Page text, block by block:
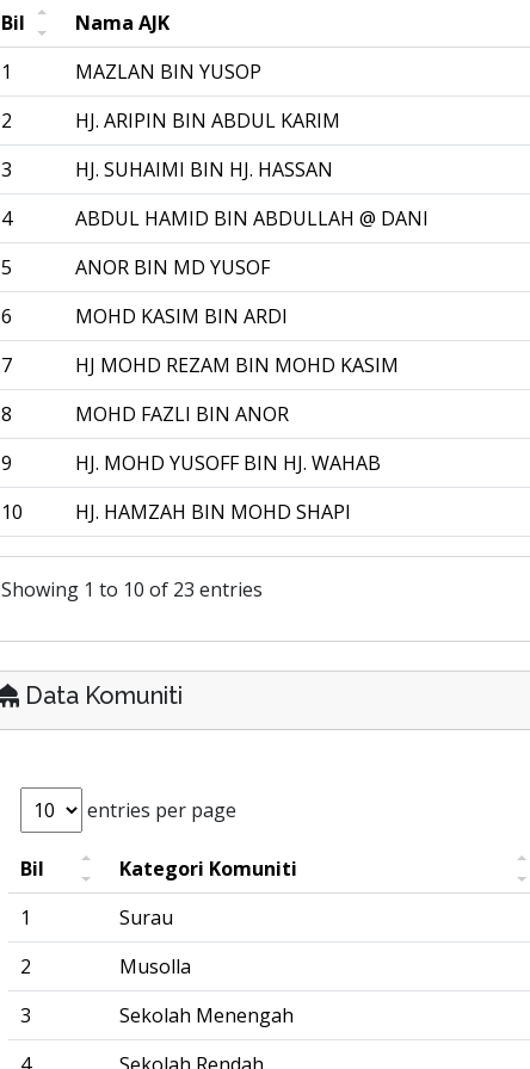
Bil Nama AJK
1
MAZLAN BIN YUSOP
2
HJ. ARIPIN BIN ABDUL KARIM
3
HJ. SUHAIMI BIN HJ. HASSAN
4
ABDUL HAMID BIN ABDULLAH @ DANI
5
ANOR BIN MD YUSOF
6
MOHD KASIM BIN ARDI
7
HJ MOHD REZAM BIN MOHD KASIM
8
MOHD FAZLI BIN ANOR
9
HJ. MOHD YUSOFF BIN HJ. WAHAB
10
HJ. HAMZAH BIN MOHD SHAPI
Showing 1 to 10 of 23 entries
Data Komuniti
entries per page
Bil Kategori Komuniti
1
Surau
2
Musolla
3
Sekolah Menengah